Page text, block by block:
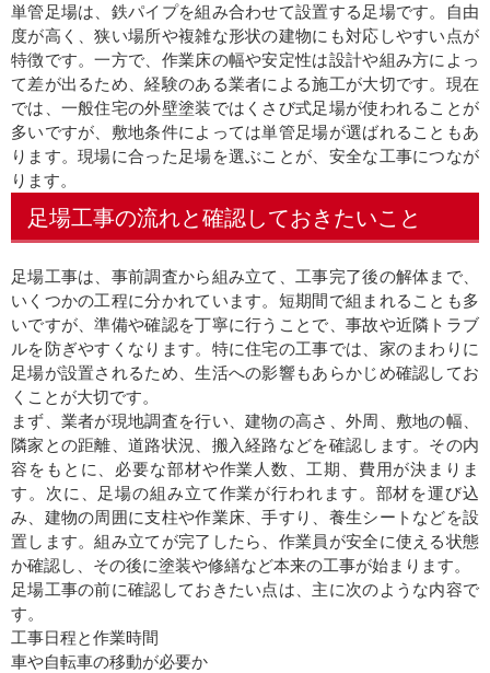
単管足場は、鉄パイプを組み合わせて設置する足場です。自由
度が高く、狭い場所や複雑な形状の建物にも対応しやすい点が
特徴です。一方で、作業床の幅や安定性は設計や組み方によっ
て差が出るため、経験のある業者による施工が大切です。現在
では、一般住宅の外壁塗装ではくさび式足場が使われることが
多いですが、敷地条件によっては単管足場が選ばれることもあ
ります。現場に合った足場を選ぶことが、安全な工事につなが
ります。
足場工事の流れと確認しておきたいこと
足場工事は、事前調査から組み立て、工事完了後の解体まで、
いくつかの工程に分かれています。短期間で組まれることも多
いですが、準備や確認を丁寧に行うことで、事故や近隣トラブ
ルを防ぎやすくなります。特に住宅の工事では、家のまわりに
足場が設置されるため、生活への影響もあらかじめ確認してお
くことが大切です。
まず、業者が現地調査を行い、建物の高さ、外周、敷地の幅、
隣家との距離、道路状況、搬入経路などを確認します。その内
容をもとに、必要な部材や作業人数、工期、費用が決まりま
す。次に、足場の組み立て作業が行われます。部材を運び込
み、建物の周囲に支柱や作業床、手すり、養生シートなどを設
置します。組み立てが完了したら、作業員が安全に使える状態
か確認し、その後に塗装や修繕など本来の工事が始まります。
足場工事の前に確認しておきたい点は、主に次のような内容で
す。
工事日程と作業時間
車や自転車の移動が必要か